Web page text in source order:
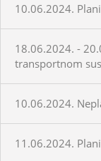
10.06.2024.
18.06.2024. -
transportnom
10.06.2024.
11.06.2024.